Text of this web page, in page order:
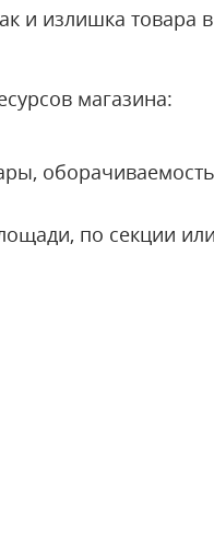
и излишка товара
магазина:
по секции